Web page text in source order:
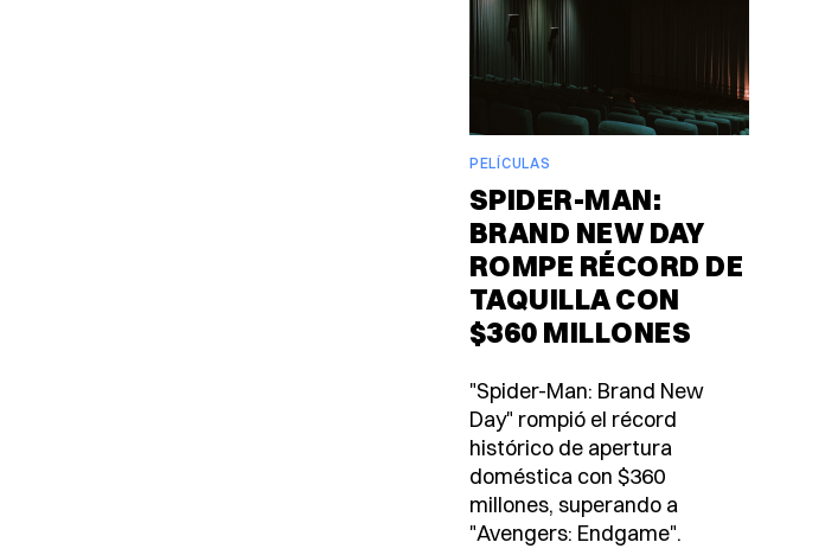
PELÍCULAS
SPIDER-MAN:
BRAND NEW DAY
ROMPE RÉCORD DE
TAQUILLA CON
$360 MILLONES
"Spider-Man: Brand New
Day" rompió el récord
histórico de apertura
doméstica con $360
millones, superando a
"Avengers: Endgame".